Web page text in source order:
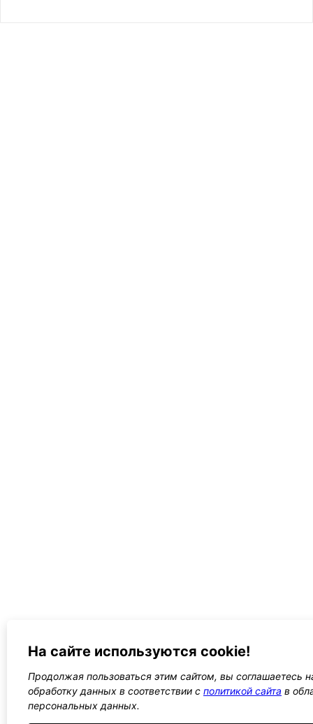
На сайте используются cookie!
Продолжая пользоваться этим сайтом, вы соглашаетесь
обработку данных в соответствии с политикой сайта в
персональных данных.